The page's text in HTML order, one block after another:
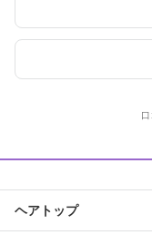
口
ヘアトップ